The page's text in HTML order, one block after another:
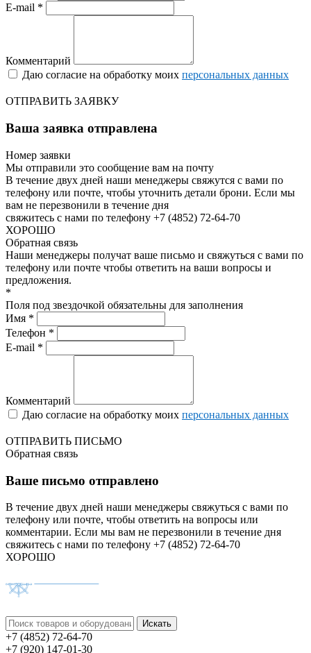
E-mail *
Комментарий
Даю согласие на обработку моих персональных данных
ОТПРАВИТЬ ЗАЯВКУ
Ваша заявка отправлена
Номер заявки
Мы отправили это сообщение вам на почту
В течение двух дней наши менеджеры свяжутся с вами по
телефону или почте, чтобы уточнить детали брони. Если мы
вам не перезвонили в течение дня
свяжитесь с нами по телефону +7 (4852) 72-64-70
ХОРОШО
Обратная связь
Наши менеджеры получат ваше письмо и свяжуться с вами по
телефону или почте чтобы ответить на ваши вопросы и
предложения.
*
Поля под звездочкой обязательны для заполнения
Имя *
Телефон *
E-mail *
Комментарий
Даю согласие на обработку моих персональных данных
ОТПРАВИТЬ ПИСЬМО
Обратная связь
Ваше письмо отправлено
В течение двух дней наши менеджеры свяжуться с вами по
телефону или почте, чтобы ответить на вопросы или
комментарии. Если мы вам не перезвонили в течение дня
свяжитесь с нами по телефону +7 (4852) 72-64-70
ХОРОШО
+7 (4852) 72-64-70
+7 (920) 147-01-30